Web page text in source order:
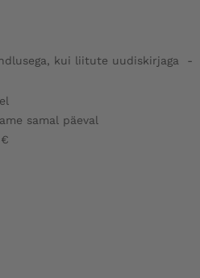
kui liitute uudiskirjaga -
samal päeval